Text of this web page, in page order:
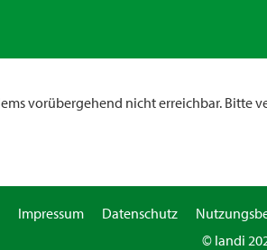
vorübergehend nicht erreichbar. Bitte
Impressum Datenschutz
© landi